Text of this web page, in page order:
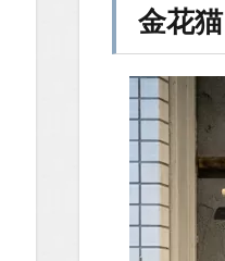
場所
1.2
You
Tube
金花猫